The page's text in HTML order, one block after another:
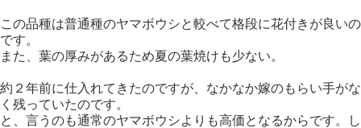
この品種は普通種のヤマボウシと較べて格段に花付きが良いの
です。
また、葉の厚みがあるため夏の葉焼けも少ない。
約２年前に仕入れてきたのですが、なかなか嫁のもらい手がな
く残っていたのです。
と、言うのも通常のヤマボウシよりも高価となるからです。し